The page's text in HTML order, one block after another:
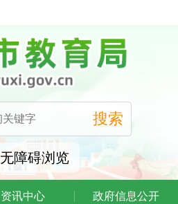
无障碍浏览
资讯中心
政府信息公开